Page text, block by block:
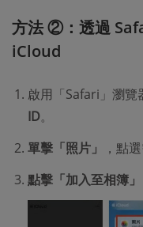
方法 ②：透過
iCloud
啟用「Safari」瀏覽
ID。
單擊「照片」
，點
點擊「加入至相簿」